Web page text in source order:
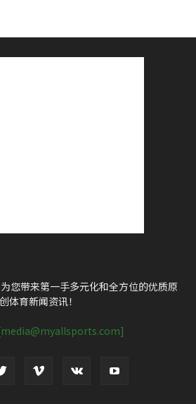
您带来第一手多元化和全方位的优质原
创体育新闻资讯！